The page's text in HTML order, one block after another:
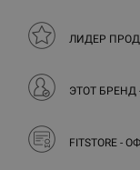
ЛИДЕР
ЭТОТ
FITSTORE